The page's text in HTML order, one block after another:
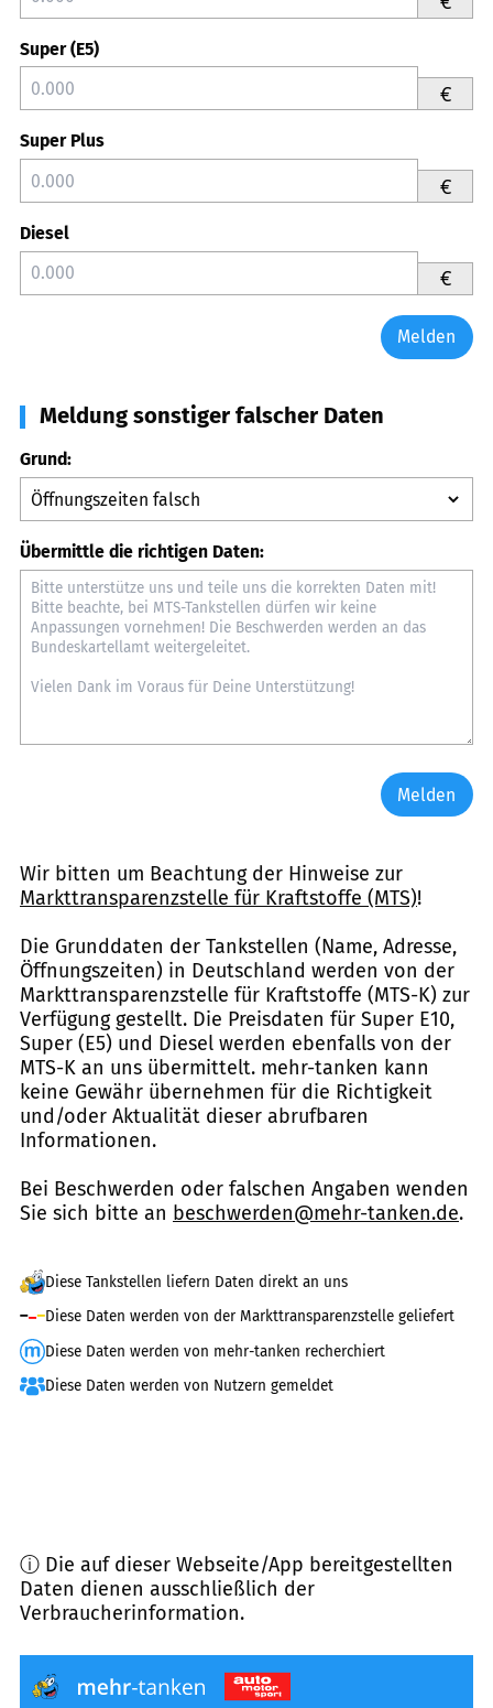
Super (E5)
€
Super Plus
€
Diesel
€
Melden
Meldung sonstiger falscher Daten
Grund:
Übermittle die richtigen Daten:
Melden
Wir bitten um Beachtung der Hinweise zur
Markttransparenzstelle für Kraftstoffe (MTS)!
Die Grunddaten der Tankstellen (Name, Adresse,
Öffnungszeiten) in Deutschland werden von der
Markttransparenzstelle für Kraftstoffe (MTS-K) zur
Verfügung gestellt. Die Preisdaten für Super E10,
Super (E5) und Diesel werden ebenfalls von der
MTS-K an uns übermittelt. mehr-tanken kann
keine Gewähr übernehmen für die Richtigkeit
und/oder Aktualität dieser abrufbaren
Informationen.
Bei Beschwerden oder falschen Angaben wenden
Sie sich bitte an beschwerden@mehr-tanken.de.
Diese Tankstellen liefern Daten direkt an uns
Diese Daten werden von der Markttransparenzstelle geliefert
Diese Daten werden von mehr-tanken recherchiert
Diese Daten werden von Nutzern gemeldet
ⓘ Die auf dieser Webseite/App bereitgestellten
Daten dienen ausschließlich der
Verbraucherinformation.